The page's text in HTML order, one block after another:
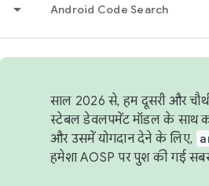
Android Code Search
साल 2026 से, हम दूसरी और
स्टेबल डेवलपमेंट मॉडल के साथ
और उसमें योगदान देने के लिए,
हमेशा AOSP पर पुश की गई